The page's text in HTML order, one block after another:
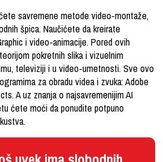
savremene metode video-montaže,
špica. Naučićete da kreirate
i video-animacije. Pored ovih
pokretnih slika i vizuelnim
televiziji i u video-umetnosti. Sve ovo
za obradu videa i zvuka: Adobe
A uz znanja o najsavremenijim AI
ćete moći da ponudite potpuno